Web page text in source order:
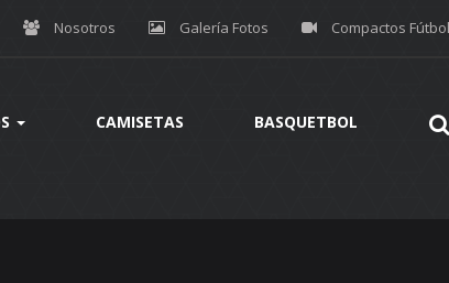
Nosotros Galería Fotos Compactos Fútbol
CAMISETAS BASQUETBOL